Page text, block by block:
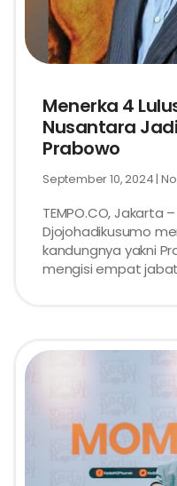
Menerka 4
Nusantara
Prabowo
September 10, 2024
TEMPO.CO, Jakarta
Djojohadikusumo
kandungnya yakni
mengisi empat